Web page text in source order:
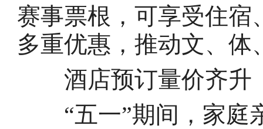
赛事票根，可享受住宿
多重优惠，推动文、体
酒店预订量价齐升
“五一”期间，家庭